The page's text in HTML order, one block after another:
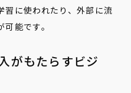
習に使われたり、外部に流
能です。
がもたらすビジ